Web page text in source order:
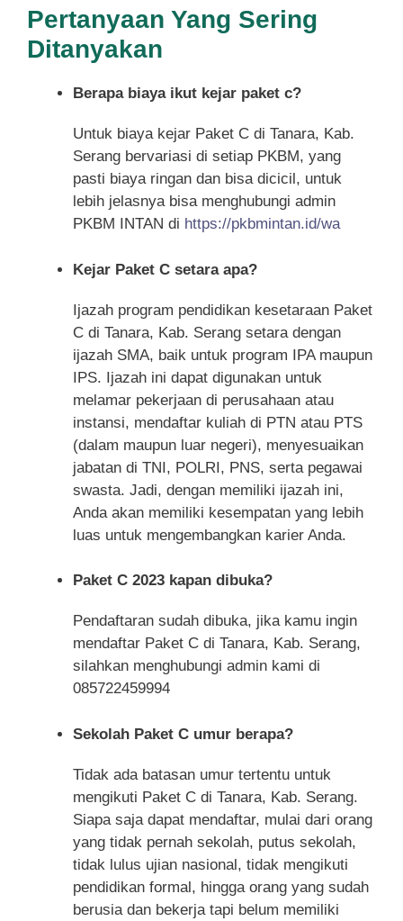
Pertanyaan Yang Sering
Ditanyakan
Berapa biaya ikut kejar paket c?
Untuk biaya kejar Paket C di Tanara, Kab.
Serang bervariasi di setiap PKBM, yang
pasti biaya ringan dan bisa dicicil, untuk
lebih jelasnya bisa menghubungi admin
PKBM INTAN di https://pkbmintan.id/wa
Kejar Paket C setara apa?
Ijazah program pendidikan kesetaraan Paket
C di Tanara, Kab. Serang setara dengan
ijazah SMA, baik untuk program IPA maupun
IPS. Ijazah ini dapat digunakan untuk
melamar pekerjaan di perusahaan atau
instansi, mendaftar kuliah di PTN atau PTS
(dalam maupun luar negeri), menyesuaikan
jabatan di TNI, POLRI, PNS, serta pegawai
swasta. Jadi, dengan memiliki ijazah ini,
Anda akan memiliki kesempatan yang lebih
luas untuk mengembangkan karier Anda.
Paket C 2023 kapan dibuka?
Pendaftaran sudah dibuka, jika kamu ingin
mendaftar Paket C di Tanara, Kab. Serang,
silahkan menghubungi admin kami di
085722459994
Sekolah Paket C umur berapa?
Tidak ada batasan umur tertentu untuk
mengikuti Paket C di Tanara, Kab. Serang.
Siapa saja dapat mendaftar, mulai dari orang
yang tidak pernah sekolah, putus sekolah,
tidak lulus ujian nasional, tidak mengikuti
pendidikan formal, hingga orang yang sudah
berusia dan bekerja tapi belum memiliki